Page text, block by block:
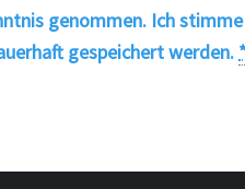
genommen. Ich
gespeichert werden. *